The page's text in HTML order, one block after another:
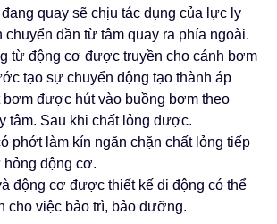
quay sẽ chịu tác dụng của lực ly
chuyển dần từ tâm quay ra phía ngoài.
từ động cơ được truyền cho cánh bơm
tạo sự chuyển động tạo thành áp
bơm được hút vào buồng bơm theo
tâm. Sau khi chất lỏng được.
phớt làm kín ngăn chặn chất lỏng tiếp
hỏng động cơ.
động cơ được thiết kế di động có thể
cho việc bảo trì, bảo dưỡng.